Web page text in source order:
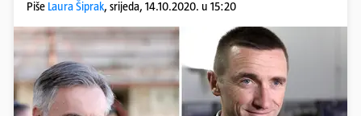
Piše Laura Šiprak, srijeda, 14.10.2020. u 15:20